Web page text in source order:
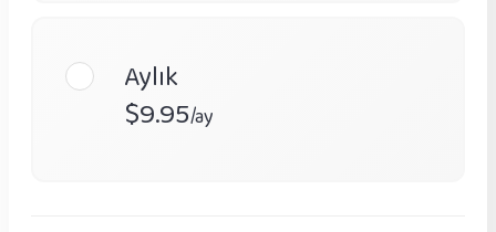
Aylık
$9.95/ay